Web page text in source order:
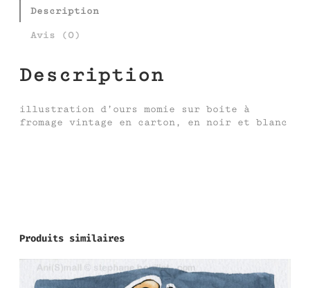
Description
Avis (0)
Description
illustration d’ours momie sur boite à
fromage vintage en carton, en noir et blanc
Produits similaires